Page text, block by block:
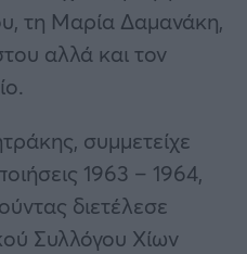
τη Μαρία Δαμανάκη,
αλλά και τον
συμμετείχε
1963 – 1964,
διετέλεσε
Συλλόγου Χίων